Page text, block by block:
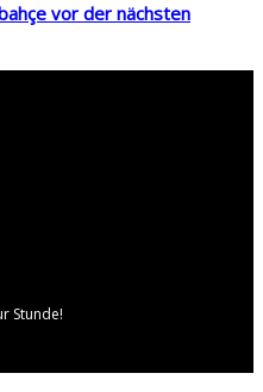
vor der nächsten
Stunde!